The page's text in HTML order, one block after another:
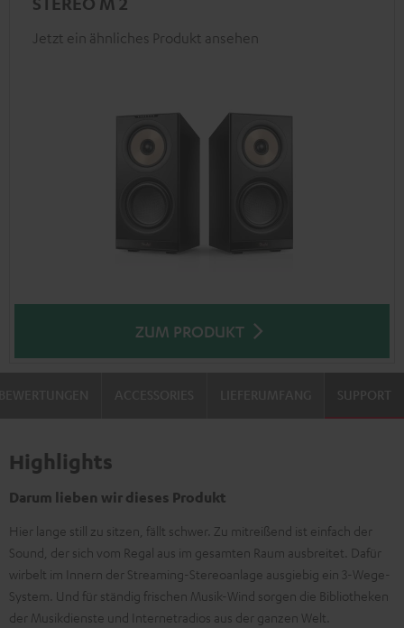
Jetzt ein ähnliches Produkt ansehen
ZUM PRODUKT
SUPPORT
Highlights
Darum lieben wir dieses Produkt
Hier lange still zu sitzen, fällt schwer. Zu mitreißend ist einfach der
Sound, der sich vom Regal aus im gesamten Raum ausbreitet. Dafür
wirbelt im Innern der Streaming-Stereoanlage ausgiebig ein 3-Wege-
System. Und für ständig frischen Musik-Wind sorgen die Bibliotheken
der Musikdienste und Internetradios aus der ganzen Welt.